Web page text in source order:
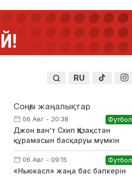
RU
Соңғы жаңалықтар
06 Авг - 20:38 Футбол
Джон ван’т Схип Қазақстан
құрамасын басқаруы мүмкін
06 Авг - 09:15 Футбол
«Ньюкасл» жаңа бас бапкерін